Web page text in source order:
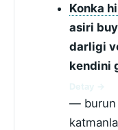
Konka
asiri
darligi
kendini
— burun